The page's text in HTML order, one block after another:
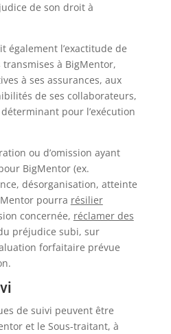
de son droit à
également l’exactitude de
à BigMentor,
à ses assurances, aux
de ses collaborateurs,
pour l’exécution
ou d’omission ayant
BigMentor (ex.
désorganisation, atteinte
pourra résilier
concernée, réclamer des
préjudice subi, sur
forfaitaire prévue
de suivi peuvent être
et le Sous-traitant, à